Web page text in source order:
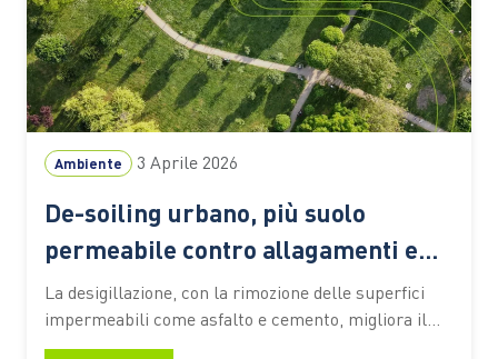
Ambiente 3 Aprile 2026
De-soiling urbano, più suolo
permeabile contro allagamenti e
fenomeni estremi
La desigillazione, con la rimozione delle superfici
impermeabili come asfalto e cemento, migliora il
drenaggio delle piogge intense e rafforza